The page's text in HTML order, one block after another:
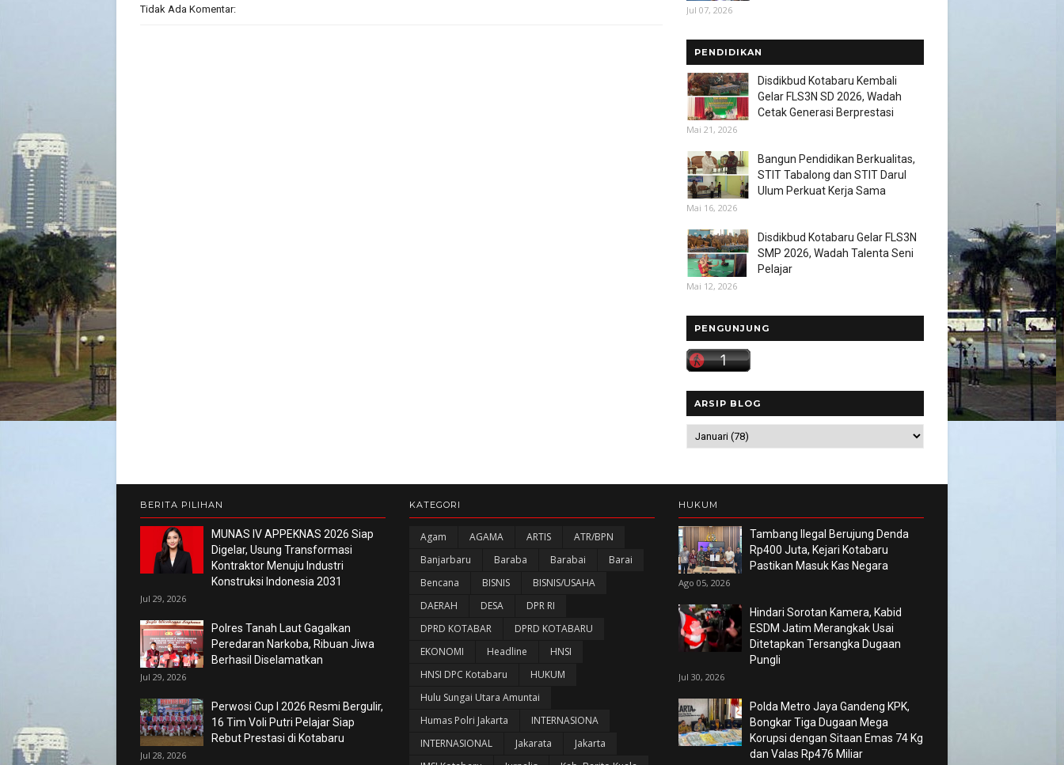
Tidak Ada Komentar: Jul 07, 2026
PENDIDIKAN
Disdikbud Kotabaru Kembali
Gelar FLS3N SD 2026, Wadah
Cetak Generasi Berprestasi
Mai 21, 2026
Bangun Pendidikan Berkualitas,
STIT Tabalong dan STIT Darul
Ulum Perkuat Kerja Sama
Mai 16, 2026
Disdikbud Kotabaru Gelar FLS3N
SMP 2026, Wadah Talenta Seni
Pelajar
Mai 12, 2026
PENGUNJUNG
ARSIP BLOG
BERITA PILIHAN
MUNAS IV APPEKNAS 2026 Siap
Digelar, Usung Transformasi
Kontraktor Menuju Industri
Konstruksi Indonesia 2031
Jul 29, 2026
Polres Tanah Laut Gagalkan
Peredaran Narkoba, Ribuan Jiwa
Berhasil Diselamatkan
Jul 29, 2026
Perwosi Cup I 2026 Resmi Bergulir,
16 Tim Voli Putri Pelajar Siap
Rebut Prestasi di Kotabaru
Jul 28, 2026
KATEGORI
Agam AGAMA ARTIS
ATR/BPN
Banjarbaru
Baraba Barabai
Barai
Bencana
BISNIS
BISNIS/USAHA
DAERAH
DESA
DPR RI
DPRD KOTABAR
DPRD KOTABARU
EKONOMI
Headline
HNSI
HNSI DPC Kotabaru
HUKUM
Hulu Sungai Utara Amuntai
Humas Polri Jakarta
INTERNASIONA
INTERNASIONAL
Jakarata
Jakarta
HUKUM
Tambang Ilegal Berujung Denda
Rp400 Juta, Kejari Kotabaru
Pastikan Masuk Kas Negara
Ago 05, 2026
Hindari Sorotan Kamera, Kabid
ESDM Jatim Merangkak Usai
Ditetapkan Tersangka Dugaan
Pungli
Jul 30, 2026
Polda Metro Jaya Gandeng KPK,
Bongkar Tiga Dugaan Mega
Korupsi dengan Sitaan Emas 74 Kg
dan Valas Rp476 Miliar